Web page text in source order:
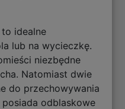
to idealne
lub na wycieczkę.
niezbędne
Natomiast dwie
do przechowywania
odblaskowe